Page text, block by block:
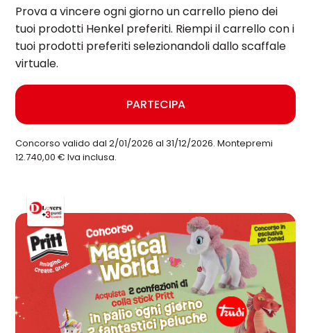
Prova a vincere ogni giorno un carrello pieno dei
tuoi prodotti Henkel preferiti. Riempi il carrello con i
tuoi prodotti preferiti selezionandoli dallo scaffale
virtuale.
PARTECIPA
Concorso valido dal 2/01/2026 al 31/12/2026. Montepremi
12.740,00 € Iva inclusa.